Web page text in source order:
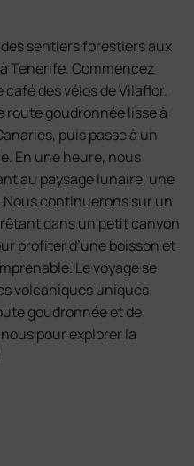
sentiers forestiers aux
Tenerife. Commencez
des vélos de Vilaflor.
route goudronnée lisse à
puis passe à un
En une heure, nous
au paysage lunaire, une
continuerons sur un
dans un petit canyon
profiter d’une boisson et
Le voyage se
volcaniques uniques
goudronnée et de
pour explorer la